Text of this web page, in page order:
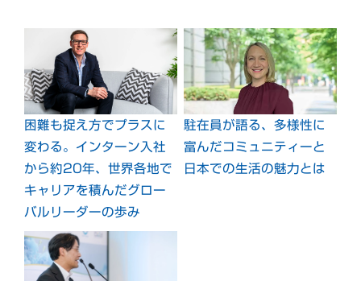
困難も捉え方でプラスに
変わる。インターン入社
から約20年、世界各地で
キャリアを積んだグロー
バルリーダーの歩み
駐在員が語る、多様性に
富んだコミュニティーと
日本での生活の魅力とは